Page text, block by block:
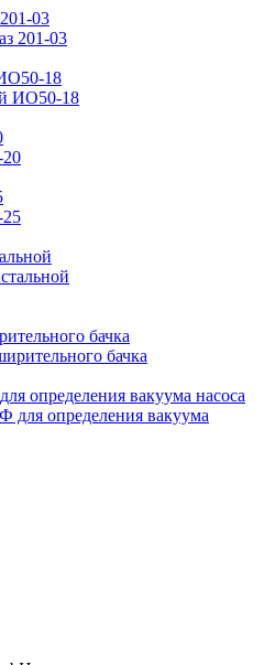
03
18
бачка
определения вакуума насоса